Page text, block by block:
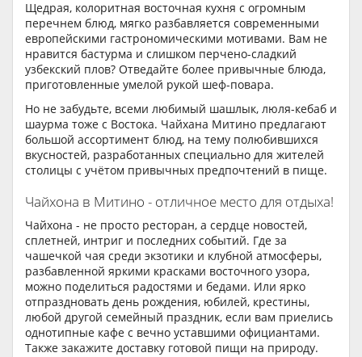
Щедрая, колоритная восточная кухня с огромным
перечнем блюд, мягко разбавляется современными
европейскими гастрономическими мотивами. Вам не
нравится бастурма и слишком перчено-сладкий
узбекский плов? Отведайте более привычные блюда,
приготовленные умелой рукой шеф-повара.
Но не забудьте, всеми любимый шашлык, люля-кебаб и
шаурма тоже с Востока. Чайхана Митино предлагают
большой ассортимент блюд, на тему полюбившихся
вкусностей, разработанных специально для жителей
столицы с учётом привычных предпочтений в пище.
Чайхона в Митино - отличное место для отдыха!
Чайхона - не просто ресторан, а сердце новостей,
сплетней, интриг и последних событий. Где за
чашечкой чая среди экзотики и клубной атмосферы,
разбавленной яркими красками восточного узора,
можно поделиться радостями и бедами. Или ярко
отпраздновать день рождения, юбилей, крестины,
любой другой семейный праздник, если вам приелись
однотипные кафе с вечно уставшими официантами.
Также закажите доставку готовой пищи на природу.